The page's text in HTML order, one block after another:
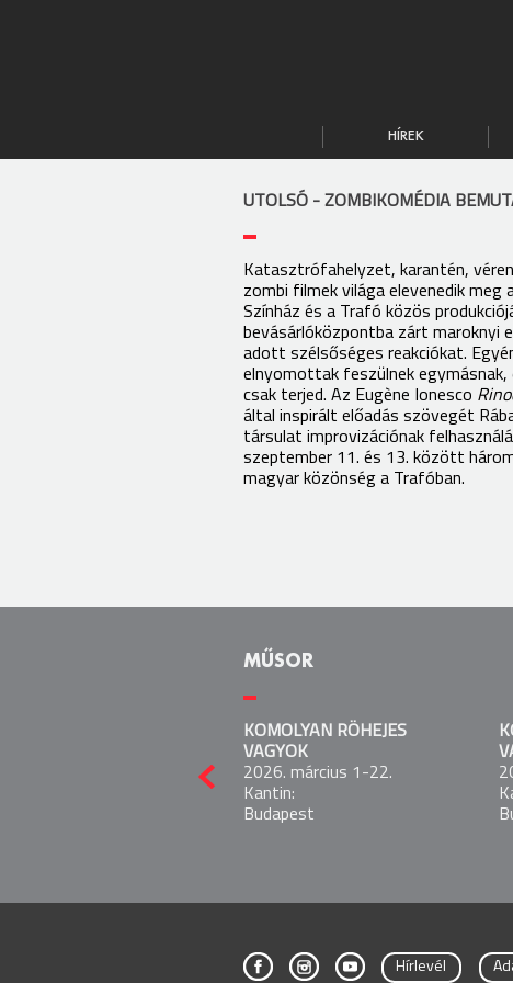
HÍREK
UTOLSÓ - ZOMBIKOMÉDIA
Katasztrófahelyzet, karantén,
zombi filmek világa elevenedik meg
Színház és a Trafó közös
bevásárlóközpontba zárt maroknyi
adott szélsőséges reakciókat.
elnyomottak feszülnek egymásnak,
csak terjed. Az Eugène Ionesco
által inspirált előadás szövegét
társulat improvizációnak
szeptember 11. és 13. között
magyar közönség a Trafóban.
MŰSOR
KOMOLYAN RÖHEJES
VAGYOK
2026. március 1-22.
Kantin:
Budapest
Hírlevél